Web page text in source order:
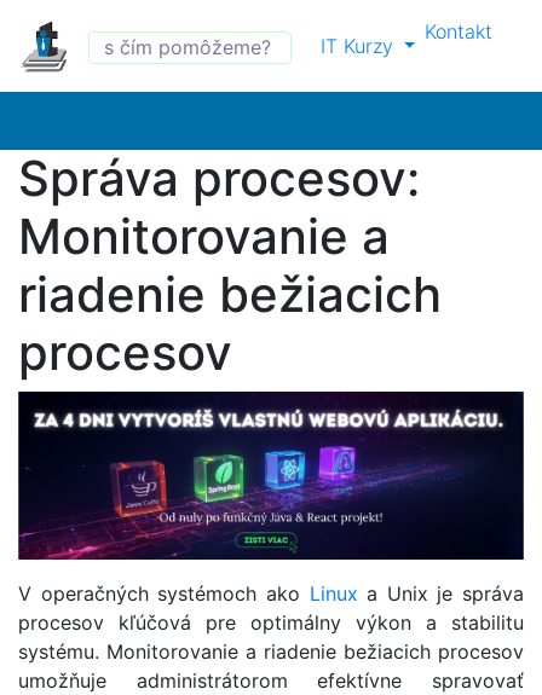
IT Kurzy
Kontakt
Správa procesov:
Monitorovanie a
riadenie bežiacich
procesov
V operačných systémoch ako Linux a Unix je správa
procesov kľúčová pre optimálny výkon a stabilitu
systému. Monitorovanie a riadenie bežiacich procesov
umožňuje administrátorom efektívne spravovať